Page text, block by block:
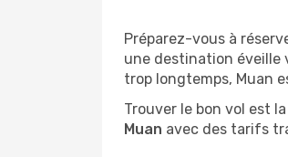
Préparez-vous à
une destination éveille
trop longtemps, Muan
Trouver le bon vol est
Muan avec des tarifs